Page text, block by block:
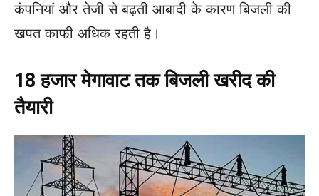
कंपनियां और तेजी से बढ़ती आबादी के कारण बिजली की
खपत काफी अधिक रहती है।
18 हजार मेगावाट तक बिजली खरीद की
तैयारी